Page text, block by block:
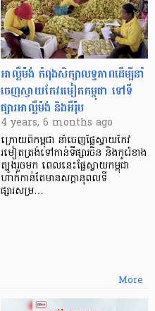
អាល្លឺម៉ង់ កំពុងសិក្សាលទ្ធភាពដើម្បីនាំ
ចេញស្វាយកែវរមៀតកម្ពុជា ទៅទី
ផ្សារអាល្លឺម៉ង់ និងអឺរ៉ុប
4 years, 6 months ago
ក្រោយពីកម្ពុជា នាំចេញផ្លែស្វាយកែវ
រមៀតត្រង់ទៅកាន់ទីផ្សារចិន និងកូរ៉េខាង
ត្បូងរួចមក ពេលនេះផ្លែស្វាយកម្ពុជា
ហាក់កាន់តែមានសក្ដានុពលទី
ផ្សារសម្រ…
More